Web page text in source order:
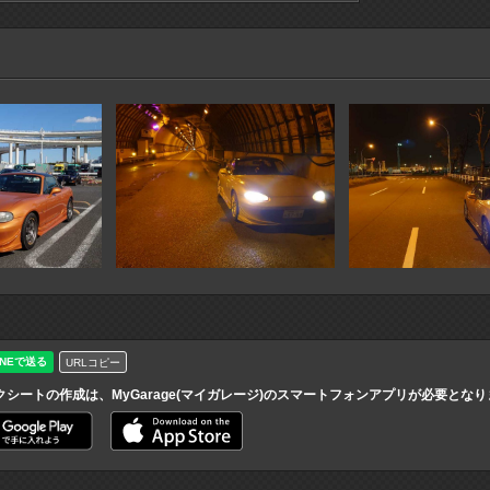
URLコピー
シートの作成は、MyGarage(マイガレージ)のスマートフォンアプリが必要となり